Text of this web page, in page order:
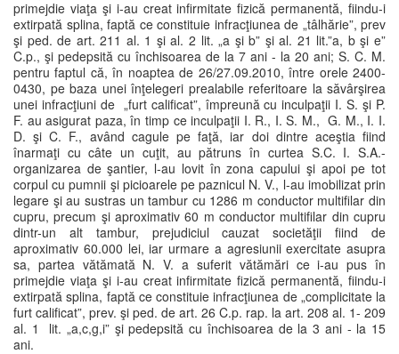
primejdie viaţa şi i-au creat infirmitate fizică permanentă, fiindu-i
extirpată splina, faptă ce constituie infracţiunea de „tâlhărie”, prev
şi ped. de art. 211 al. 1 şi al. 2 lit. „a şi b” şi al. 21 lit.”a, b şi e”
C.p., şi pedepsită cu închisoarea de la 7 ani - la 20 ani; S. C. M.
pentru faptul că, în noaptea de 26/27.09.2010, între orele 2400-
0430, pe baza unei înţelegeri prealabile referitoare la săvârşirea
unei infracţiuni de „furt calificat”, împreună cu inculpaţii I. S. şi P.
F. au asigurat paza, în timp ce inculpaţii I. R., I. S. M., G. M., I. I.
D. şi C. F., având cagule pe faţă, iar doi dintre aceştia fiind
înarmaţi cu câte un cuţit, au pătruns în curtea S.C. I. S.A.-
organizarea de şantier, l-au lovit în zona capului şi apoi pe tot
corpul cu pumnii şi picioarele pe paznicul N. V., l-au imobilizat prin
legare şi au sustras un tambur cu 1286 m conductor multifilar din
cupru, precum şi aproximativ 60 m conductor multifilar din cupru
dintr-un alt tambur, prejudiciul cauzat societăţii fiind de
aproximativ 60.000 lei, iar urmare a agresiunii exercitate asupra
sa, partea vătămată N. V. a suferit vătămări ce i-au pus în
primejdie viaţa şi i-au creat infirmitate fizică permanentă, fiindu-i
extirpată splina, faptă ce constituie infracţiunea de „complicitate la
furt calificat”, prev. şi ped. de art. 26 C.p. rap. la art. 208 al. 1- 209
al. 1 lit. „a,c,g,i” şi pedepsită cu închisoarea de la 3 ani - la 15
ani.